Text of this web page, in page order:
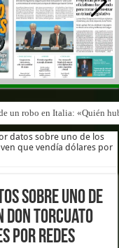
un robo en Italia: «Quién
datos sobre uno de los
que vendía dólares por
sobre uno de
Don Torcuato
por redes